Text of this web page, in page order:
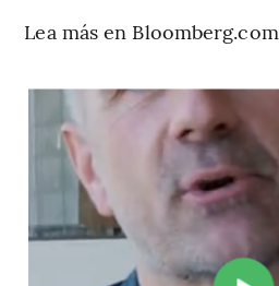
Lea más en Bloomberg.com